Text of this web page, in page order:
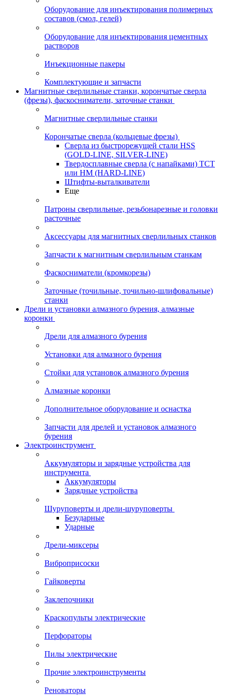
Оборудование для инъектирования полимерных
составов (смол, гелей)
Оборудование для инъектирования цементных
растворов
Инъекционные пакеры
Комплектующие и запчасти
Магнитные сверлильные станки, корончатые сверла
(фрезы), фаскосниматели, заточные станки
Магнитные сверлильные станки
Корончатые сверла (кольцевые фрезы)
Сверла из быстрорежущей стали HSS
(GOLD-LINE, SILVER-LINE)
Твердосплавные сверла (с напайками) ТСТ
или HM (HARD-LINE)
Штифты-выталкиватели
Еще
Патроны сверлильные, резьбонарезные и головки
расточные
Аксессуары для магнитных сверлильных станков
Запчасти к магнитным сверлильным станкам
Фаскосниматели (кромкорезы)
Заточные (точильные, точильно-шлифовальные)
станки
Дрели и установки алмазного бурения, алмазные
коронки
Дрели для алмазного бурения
Установки для алмазного бурения
Стойки для установок алмазного бурения
Алмазные коронки
Дополнительное оборудование и оснастка
Запчасти для дрелей и установок алмазного
бурения
Электроинструмент
Аккумуляторы и зарядные устройства для
инструмента
Аккумуляторы
Зарядные устройства
Шуруповерты и дрели-шуруповерты
Безударные
Ударные
Дрели-миксеры
Виброприсоски
Гайковерты
Заклепочники
Краскопульты электрические
Перфораторы
Пилы электрические
Прочие электроинструменты
Реноваторы